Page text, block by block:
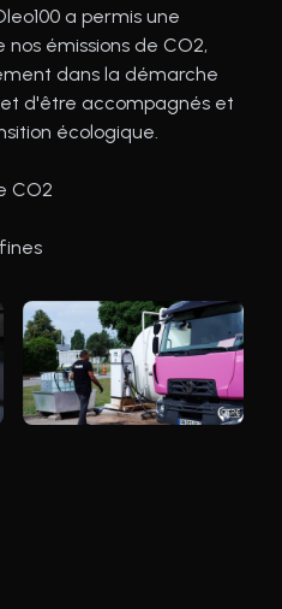
a permis une
émissions de CO2,
dans la démarche
d'être accompagnés et
écologique.
CO2